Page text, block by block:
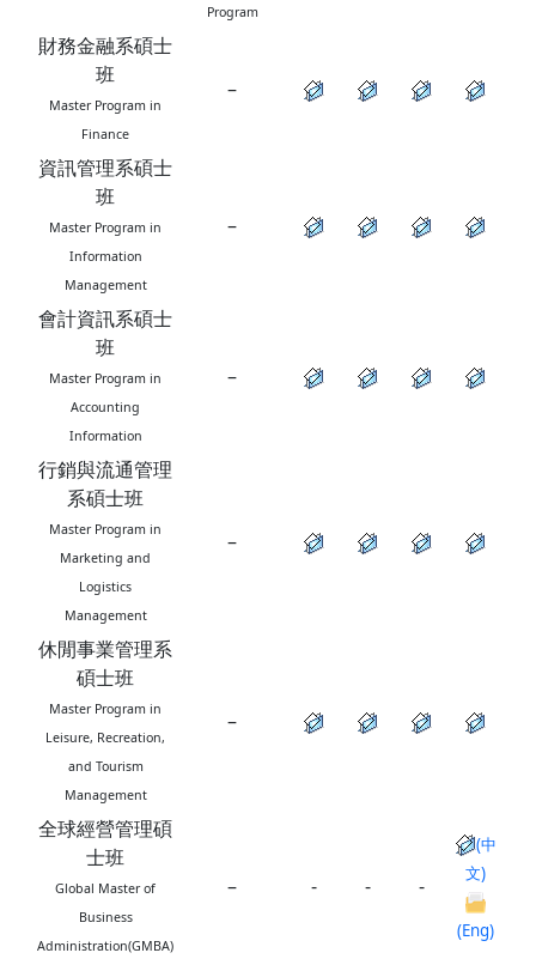
Program
財務金融系碩士
班
Master Program in
Finance
–
資訊管理系碩士
班
Master Program in
Information
Management
–
會計資訊系碩士
班
Master Program in
Accounting
Information
–
行銷與流通管理
系碩士班
Master Program in
Marketing and
Logistics
Management
–
休閒事業管理系
碩士班
Master Program in
Leisure, Recreation,
and Tourism
Management
–
全球經營管理碩
士班
Global Master of
Business
Administration(GMBA)
– - - -
(中
文)
(Eng)